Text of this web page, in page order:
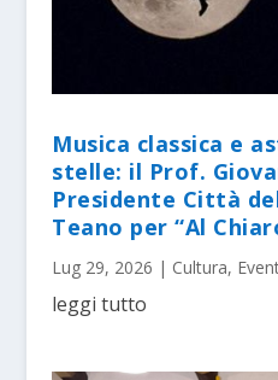
Musica classica e
stelle: il Prof.
Presidente Città
Teano per “Al
Lug 29, 2026 | Cultura,
leggi tutto